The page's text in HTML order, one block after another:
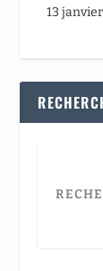
13